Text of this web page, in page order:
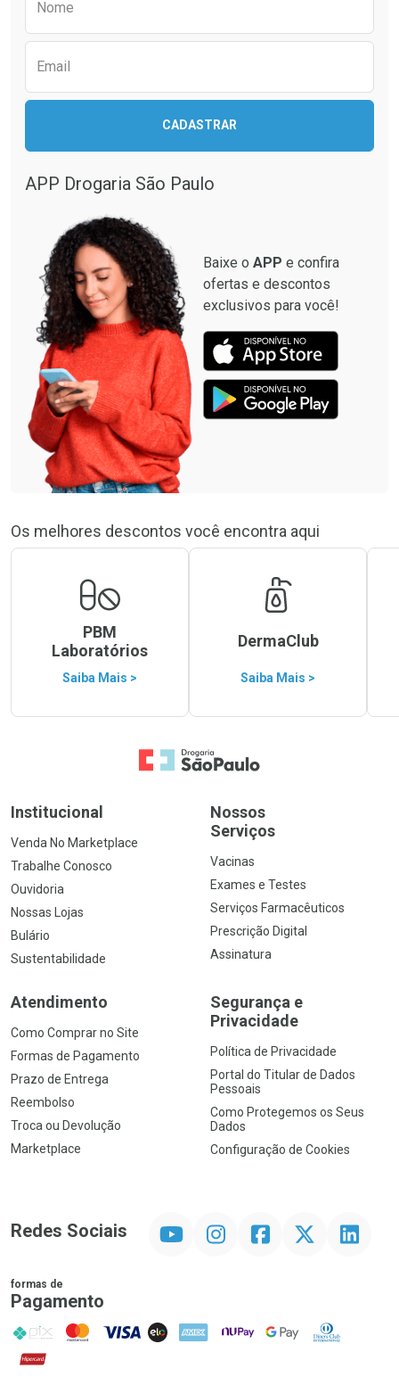
Nome
Email
CADASTRAR
APP Drogaria São Paulo
Baixe o APP e confira
ofertas e descontos
exclusivos para você!
Os melhores descontos você encontra aqui
PBM
Laboratórios
Saiba Mais >
DermaClub
Saiba Mais >
Ir para a Home
Institucional
Venda No Marketplace
Trabalhe Conosco
Ouvidoria
Nossas Lojas
Bulário
Sustentabilidade
Nossos
Serviços
Vacinas
Exames e Testes
Serviços Farmacêuticos
Prescrição Digital
Assinatura
Atendimento
Como Comprar no Site
Formas de Pagamento
Prazo de Entrega
Reembolso
Troca ou Devolução
Marketplace
Segurança e
Privacidade
Política de Privacidade
Portal do Titular de Dados
Pessoais
Como Protegemos os Seus
Dados
Configuração de Cookies
Redes Sociais InstagramFacebookTwitter Linkedin
formas de
Pagamento
PIX MasterCard
VISA ELO AMEX NuPay Google PayDiners Club
Hipercard